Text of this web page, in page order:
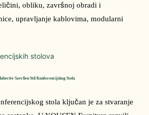
obliku, završnoj obradi i
upravljanje kablovima, modularni
Savršen Stil Konferencijskog Stola
stola ključan je za stvaranje